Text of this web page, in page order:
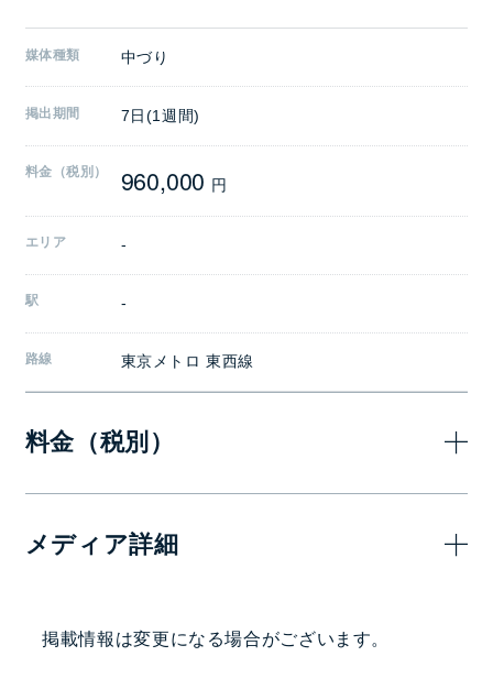
媒体種類 中づり
掲出期間 7日(1週間)
料金（税別） 960,000 円
エリア -
駅 -
路線 東京メトロ 東西線
料金（税別）
7日(1週間)
B3シングル 960,000
B3ワイド
メディア詳細
掲載情報は変更になる場合がございます。